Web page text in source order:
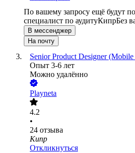
По вашему запросу ещё будут
специалист по аудитуКипрБез
В мессенджер
На почту
Senior Product Designer
Опыт 3-6 лет
Можно удалённо
Playneta
4.2
•
24 отзыва
Кипр
Откликнуться